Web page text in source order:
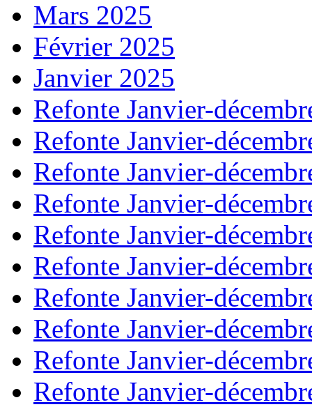
Mars 2025
Février 2025
Janvier 2025
Refonte Janvier-
Refonte Janvier-
Refonte Janvier-
Refonte Janvier-
Refonte Janvier-
Refonte Janvier-
Refonte Janvier-
Refonte Janvier-
Refonte Janvier-
Refonte Janvier-